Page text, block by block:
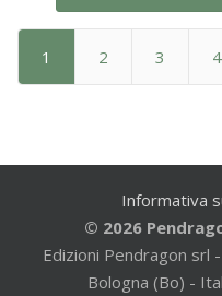
1 2 3 4
Informativa
© 2026
Edizioni Pendragon srl
Bologna (Bo) -